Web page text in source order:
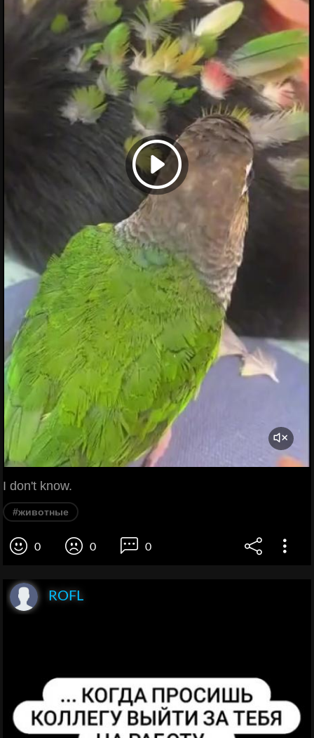
I don't know.
#животные
0 0 0
ROFL